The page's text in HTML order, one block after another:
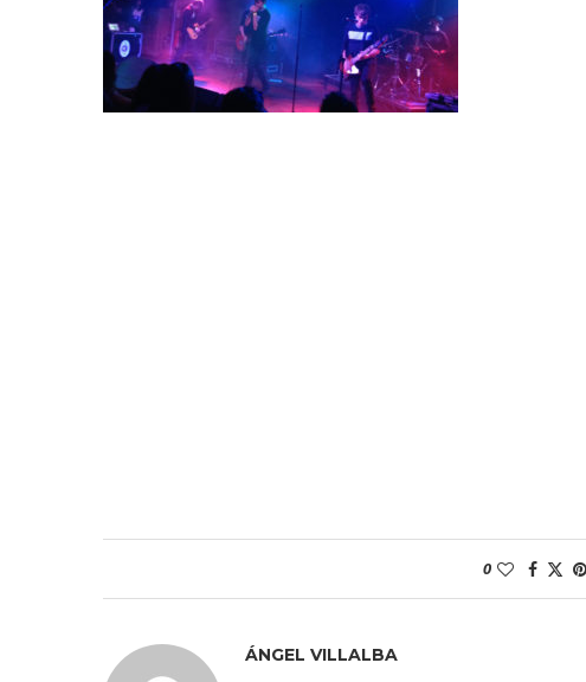
0
ÁNGEL VILLALBA